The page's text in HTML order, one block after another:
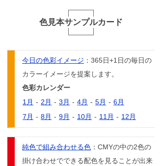
色見本サンプルカード
今日の色彩イメージ ：365日+1日の毎日の
カラーイメージを提案します。
色彩カレンダー
1月 - 2月 - 3月 - 4月 - 5月 - 6月
7月 - 8月 - 9月 - 10月 - 11月 - 12月
純色で組み合わせる色 ：CMYの中の2色の
掛け合わせでできる配色を見ることが出来